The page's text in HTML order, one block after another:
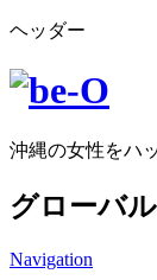
ヘッダー
沖縄の女性をハ
グローバ
Navigation